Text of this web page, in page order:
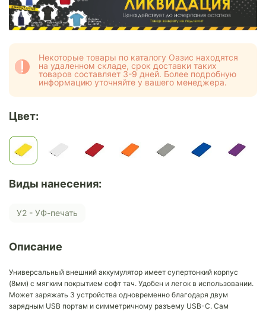
Некоторые товары по каталогу Оазис находятся
на удаленном складе, срок доставки таких
товаров составляет 3-9 дней. Более подробную
информацию уточняйте у вашего менеджера.
Цвет:
Виды нанесения:
У2 - УФ-печать
Описание
Универсальный внешний аккумулятор имеет супертонкий корпус
(8мм) с мягким покрытием софт тач. Удобен и легок в использовании.
Может заряжать 3 устройства одновременно благодаря двум
зарядным USB портам и симметричному разъему USB-C. Сам